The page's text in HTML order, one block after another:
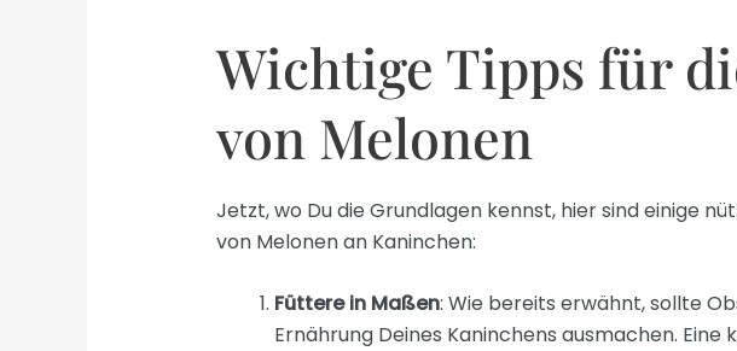
Wichtige Tipps für
von Melonen
Jetzt, wo Du die Grundlagen kennst, hier sind einige
von Melonen an Kaninchen:
Füttere in Maßen: Wie bereits erwähnt, sollte
Ernährung Deines Kaninchens ausmachen. Eine